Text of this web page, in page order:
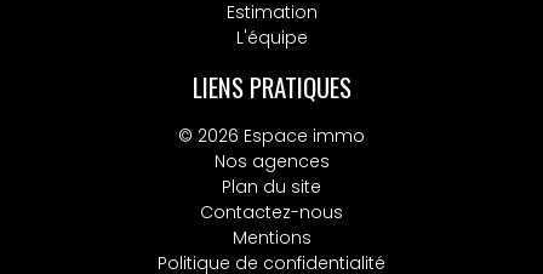
Estimation
L'équipe
LIENS PRATIQUES
© 2026 Espace immo
Nos agences
Plan du site
Contactez-nous
Mentions
Politique de confidentialité